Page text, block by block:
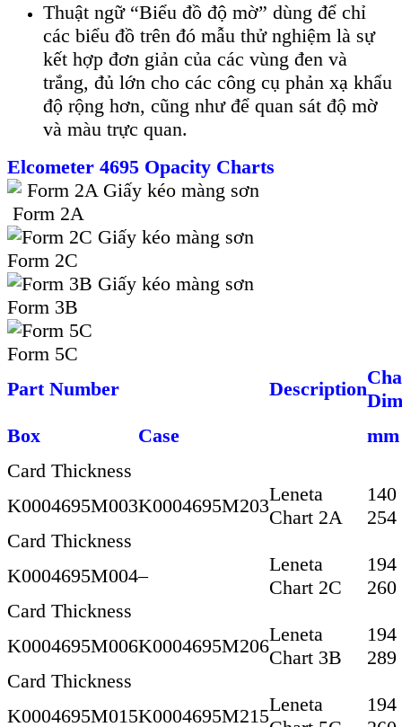
Thuật ngữ “Biểu đồ độ mờ” dùng để chỉ
các biểu đồ trên đó mẫu thử nghiệm là sự
kết hợp đơn giản của các vùng đen và
trắng, đủ lớn cho các công cụ phản xạ khẩu
độ rộng hơn, cũng như để quan sát độ mờ
và màu trực quan.
Elcometer 4695 Opacity Charts
Form 2A
Form 2C
Form 3B
Form 5C
Part Number
Description
Box
Case
mm
Card Thickness
K0004695M003K0004695M203
Leneta
Chart 2A
254
Card Thickness
K0004695M004–
Leneta
Chart 2C
260
Card Thickness
K0004695M006K0004695M206
Leneta
Chart 3B
289
Card Thickness
K0004695M015K0004695M215
Leneta